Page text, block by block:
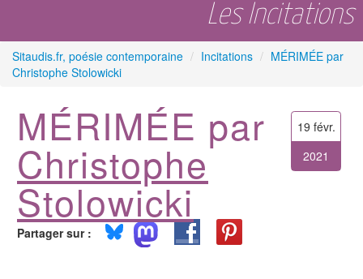
Auteurs & poètes
Célébrations
Prescriptions
Plus
Les Incitations
Sitaudis.fr, poésie contemporaine / Incitations / MÉRIMÉE par
Christophe Stolowicki
19 févr.
2021
MÉRIMÉE par
Christophe
Stolowicki
Partager sur :